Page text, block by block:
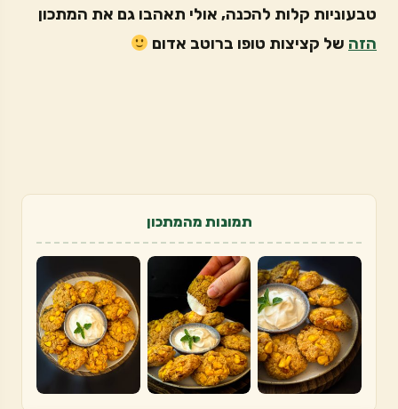
טבעוניות קלות להכנה, אולי תאהבו גם את המתכון
הזה של קציצות טופו ברוטב אדום
תמונות מהמתכון